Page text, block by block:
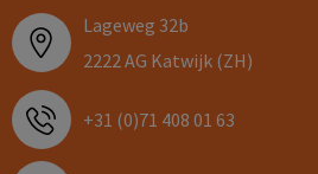
Lageweg 32b
2222 AG Katwijk (ZH)
+31 (0)71 408 01 63